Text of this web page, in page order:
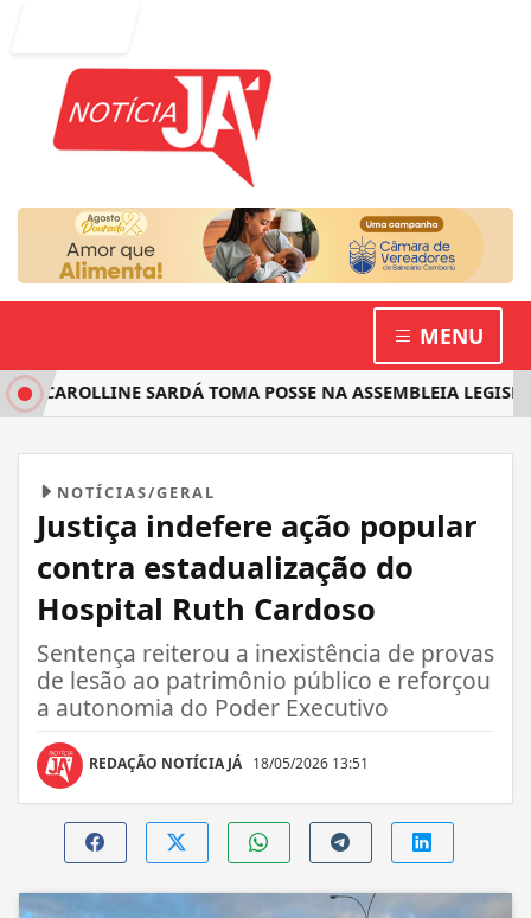
MENU
SARDÁ TOMA POSSE NA ASSEMBLEIA
NOTÍCIAS/GERAL
Justiça indefere ação popular
contra estadualização do
Hospital Ruth Cardoso
Sentença reiterou a inexistência de provas
de lesão ao patrimônio público e reforçou
a autonomia do Poder Executivo
REDAÇÃO NOTÍCIA JÁ 18/05/2026 13:51